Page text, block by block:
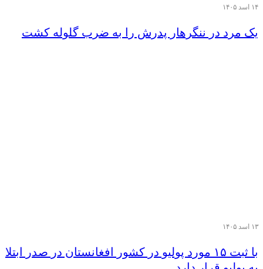
۱۴ اسد ۱۴۰۵
یک مرد در ننگرهار پدرش را به ضرب گلوله کشت
۱۳ اسد ۱۴۰۵
با ثبت ۱۵ مورد پولیو در کشور افغانستان در صدر ابتلا